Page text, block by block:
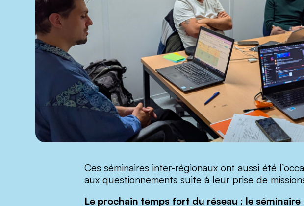
Ces séminaires inter-régionaux ont aussi été
aux questionnements suite à leur prise de
Le prochain temps fort du réseau : le